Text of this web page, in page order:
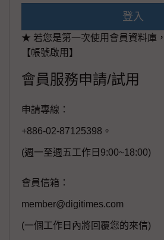
登入
★ 若您是第一次使用會員資料庫
【帳號啟用】
會員服務申請/試用
申請專線：
+886-02-87125398。
(週一至週五工作日9:00~18:00)
會員信箱：
member@digitimes.com
(一個工作日內將回覆您的來信)